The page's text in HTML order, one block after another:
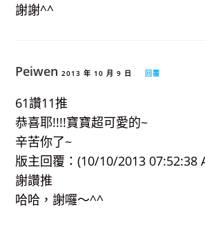
謝謝^^
Peiwen 2013 年 10 月 9 日 回覆
61讚11推
恭喜耶!!!!寶寶超可愛的~
辛苦你了~
版主回覆：(10/10/2013 07:52:38
謝讚推
哈哈，謝囉～^^